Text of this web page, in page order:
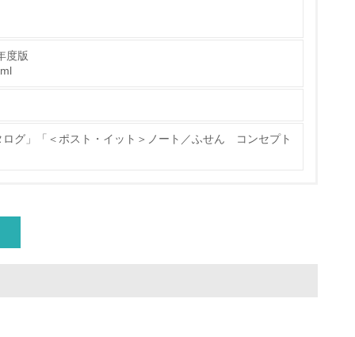
減目標や計画を立てている
度版
ログ」「＜ポスト・イット＞ノート／ふせん コンセプト